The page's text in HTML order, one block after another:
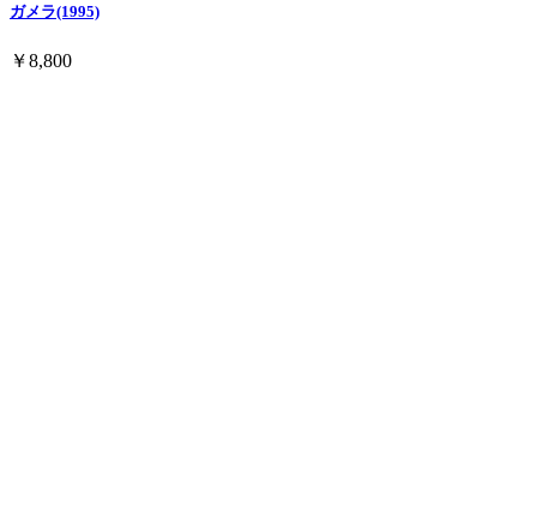
ガメラ(1995)
￥8,800